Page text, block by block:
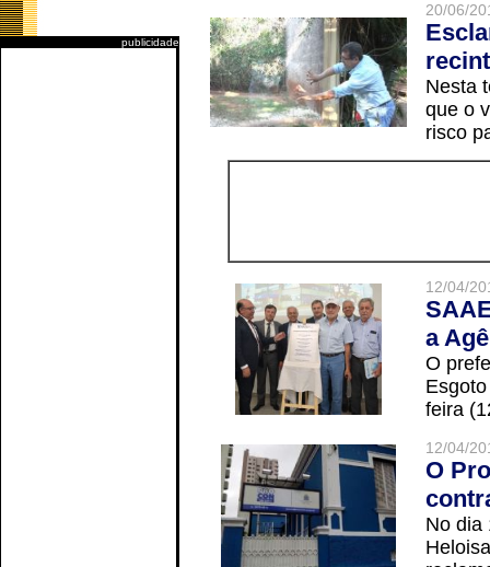
publicidade
20/06/
Nesta
que o
risco
12/04/
a
O
feira
12/04/
O
No dia